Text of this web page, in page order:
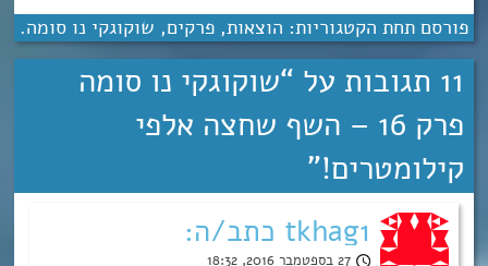
פורסם תחת הקטגוריות: הוצאות, פרקים, שוקוגקי נו סומה.
11 תגובות על “
שוקוגקי נו סומה
פרק 16 – השף שחצה אלפי
קילומטרים!”
tkhag1 כתב/ה:
27 בספטמבר 2016, 18:32